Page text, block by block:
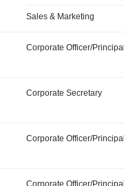
Sales & Marketing
Corporate Officer/Principal
Corporate Secretary
Corporate Officer/Principal
Corporate Officer/Principal